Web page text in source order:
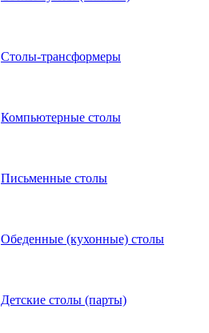
Столы-трансформеры
Компьютерные столы
Письменные столы
Обеденные (кухонные) столы
Детские столы (парты)